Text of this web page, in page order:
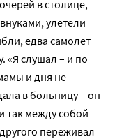
в столице,
улетели
едва самолет
«Я слушал – и по
и дня не
в больницу – он
так между собой
переживал